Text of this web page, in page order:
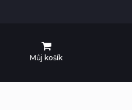
Můj košík